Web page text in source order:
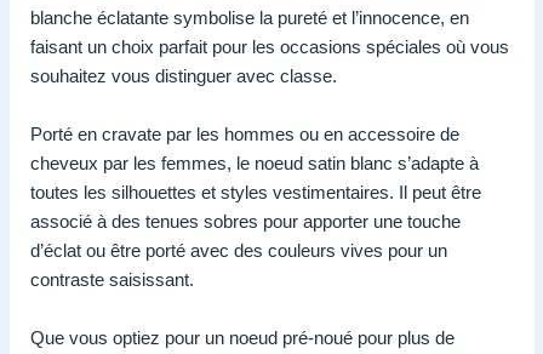
blanche éclatante symbolise la pureté et l’innocence, en
faisant un choix parfait pour les occasions spéciales où vous
souhaitez vous distinguer avec classe.
Porté en cravate par les hommes ou en accessoire de
cheveux par les femmes, le noeud satin blanc s’adapte à
toutes les silhouettes et styles vestimentaires. Il peut être
associé à des tenues sobres pour apporter une touche
d’éclat ou être porté avec des couleurs vives pour un
contraste saisissant.
Que vous optiez pour un noeud pré-noué pour plus de